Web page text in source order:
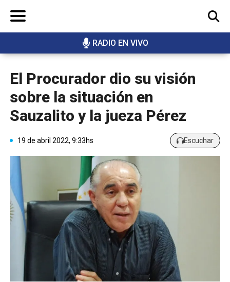
RADIO EN VIVO
BUSCAR
El Procurador dio su visión
sobre la situación en
Sauzalito y la jueza Pérez
19 de abril 2022, 9:33hs Escuchar